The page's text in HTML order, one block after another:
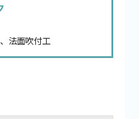
法面吹付工